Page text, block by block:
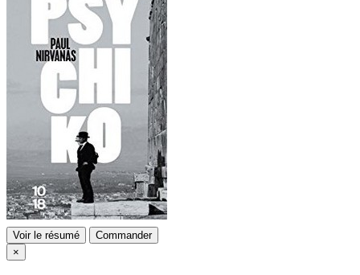
Voir le résumé
Commander
×